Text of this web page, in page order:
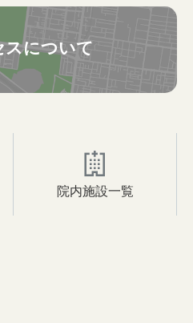
スについて
院内施設一覧